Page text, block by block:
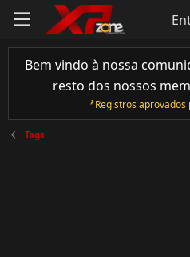
Bem vindo à nossa
resto dos nossos
*Registros
Tags